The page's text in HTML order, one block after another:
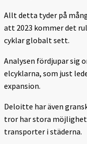
Allt detta tyder på
att 2023 kommer det
cyklar globalt sett.
Analysen fördjupar sig
elcyklarna, som just
expansion.
Deloitte har även
tror har stora
transporter i städerna.